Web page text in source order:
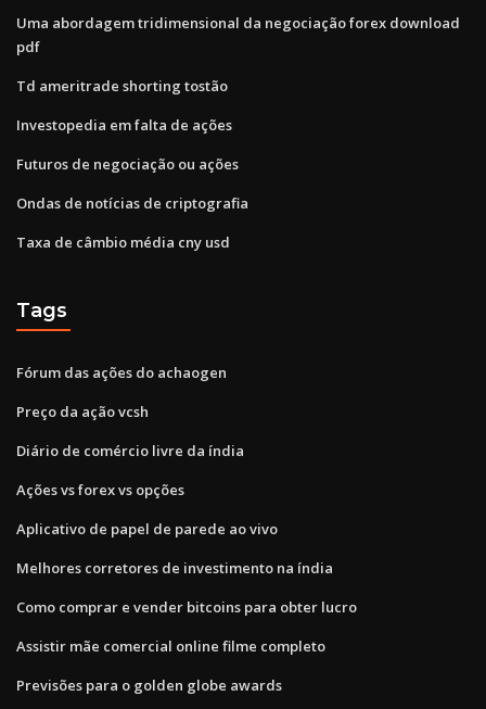
Uma abordagem tridimensional da negociação forex download
pdf
Td ameritrade shorting tostão
Investopedia em falta de ações
Futuros de negociação ou ações
Ondas de notícias de criptografia
Taxa de câmbio média cny usd
Tags
Fórum das ações do achaogen
Preço da ação vcsh
Diário de comércio livre da índia
Ações vs forex vs opções
Aplicativo de papel de parede ao vivo
Melhores corretores de investimento na índia
Como comprar e vender bitcoins para obter lucro
Assistir mãe comercial online filme completo
Previsões para o golden globe awards